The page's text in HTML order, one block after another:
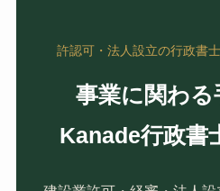
許認可・法人設立の行政書
事業に関わる
Kanade行政書